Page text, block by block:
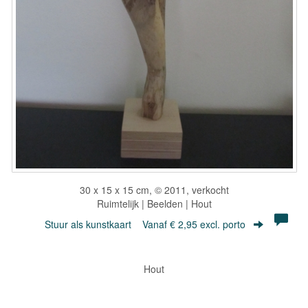
30 x 15 x 15 cm, © 2011, verkocht
Ruimtelijk | Beelden | Hout
Stuur als kunstkaart Vanaf € 2,95 excl. porto
Hout